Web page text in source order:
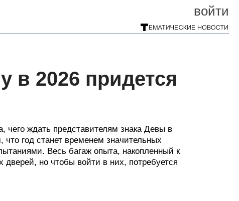
войти
в 2026 придется
чего ждать представителям знака Девы в
год станет временем значительных
Весь багаж опыта, накопленный к
но чтобы войти в них, потребуется